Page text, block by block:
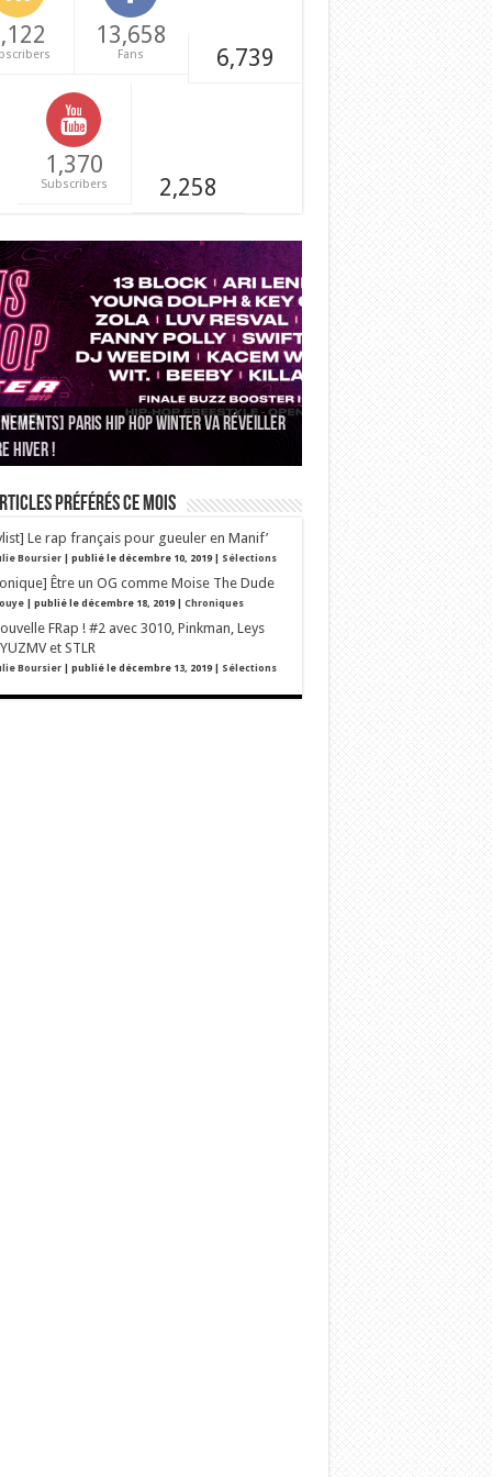
13,658
Fans 6,739
1,370
Subscribers 2,258
Paris Hip Hop Winter va réveiller
hiver !On vous emmène à Dour !
la Ville invite à la réflexion sur rap et
sur les quais de seine
préférés ce mois
Le rap français pour gueuler en Manif’
Boursier| publié le décembre 10, 2019| Sélections
Être un OG comme Moise The Dude
| publié le décembre 18, 2019| Chroniques
FRap ! #2 avec 3010, Pinkman, Leys
et STLR
Boursier| publié le décembre 13, 2019| Sélections